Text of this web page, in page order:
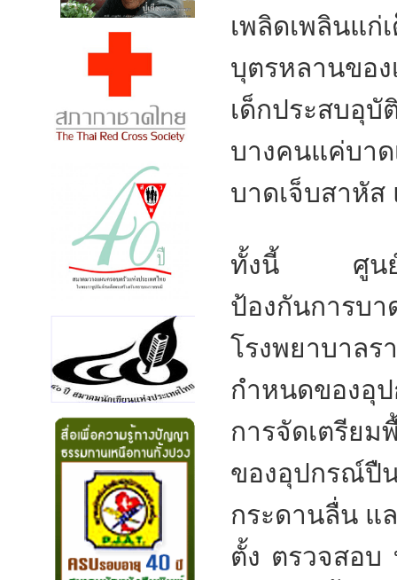
เพลิดเพลินแ
บุตรหลานขอ
เด็กประสบอุบั
บางคนแค่บา
บาดเจ็บสาหัส
ทั้งนี้ ศูนย์วิจั
ป้องกันการบ
โรงพยาบาลร
กำหนดของอุ
การจัดเตรีย
ของอุปกรณ์
กระดานลื่น แ
ตั้ง ตรวจสอบ